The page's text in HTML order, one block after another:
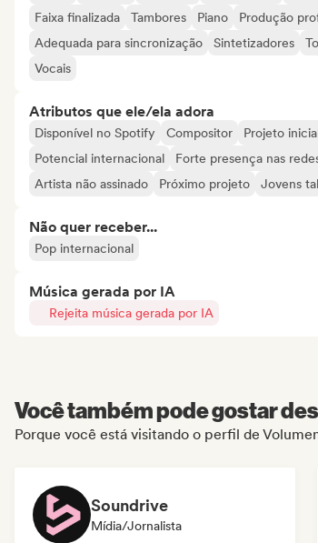
Faixa finalizada
Tambores Piano Produção
Adequada para sincronização
Sintetizadores
Vocais
Atributos que ele/ela adora
Disponível no Spotify Compositor Projeto
Potencial internacional
Forte presença nas
Artista não assinado
Próximo projeto Jovens
Não quer receber...
Pop internacional
Música gerada por IA
Rejeita música gerada por IA
Você também pode gostar
Porque você está visitando o perfil de
Soundrive
Mídia/Jornalista